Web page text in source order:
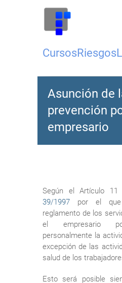
contenido
Asunción de
prevención
empresario
Según el Artículo 11
39/1997 por el que
reglamento de los
el empresario
personalmente la
excepción de las
salud de los
Esto será posible